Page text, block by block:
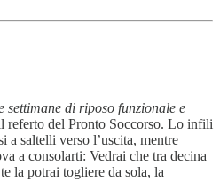
di riposo funzionale e
referto del Pronto Soccorso. Lo infili
a saltelli verso l’uscita, mentre
a consolarti: Vedrai che tra decina
la potrai togliere da sola, la